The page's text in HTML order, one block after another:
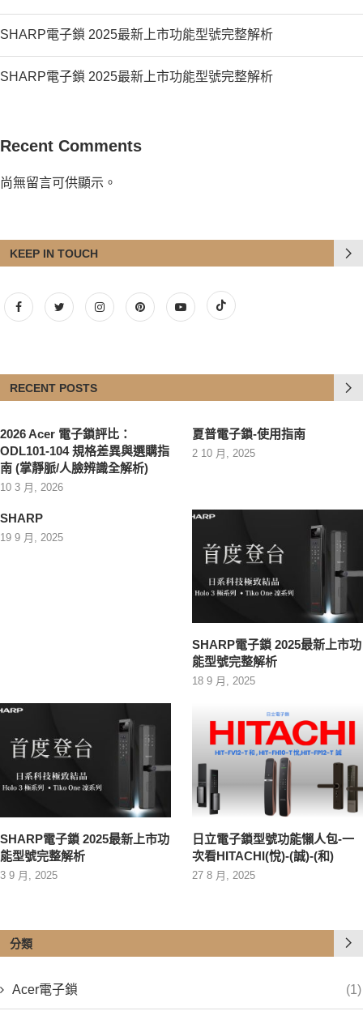
SHARP電子鎖 2025最新上市功能型號完整解析
SHARP電子鎖 2025最新上市功能型號完整解析
Recent Comments
尚無留言可供顯示。
KEEP IN TOUCH
RECENT POSTS
2026 Acer 電子鎖評比：
ODL101-104 規格差異與選購指
南 (掌靜脈/人臉辨識全解析)
10 3 月, 2026
夏普電子鎖-使用指南
2 10 月, 2025
SHARP
19 9 月, 2025
SHARP電子鎖 2025最新上市功
能型號完整解析
18 9 月, 2025
SHARP電子鎖 2025最新上市功
能型號完整解析
3 9 月, 2025
日立電子鎖型號功能懶人包-一
次看HITACHI(悅)-(誠)-(和)
27 8 月, 2025
分類
Acer電子鎖 (1)